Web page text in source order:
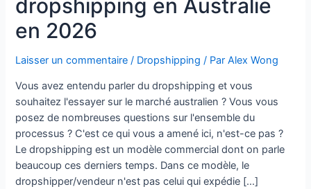
dropshipping en Australie
en 2026
Laisser un commentaire / Dropshipping / ParAlex Wong
Vous avez entendu parler du dropshipping et vous
souhaitez l'essayer sur le marché australien ? Vous vous
posez de nombreuses questions sur l'ensemble du
processus ? C'est ce qui vous a amené ici, n'est-ce pas ?
Le dropshipping est un modèle commercial dont on parle
beaucoup ces derniers temps. Dans ce modèle, le
dropshipper/vendeur n'est pas celui qui expédie [...]